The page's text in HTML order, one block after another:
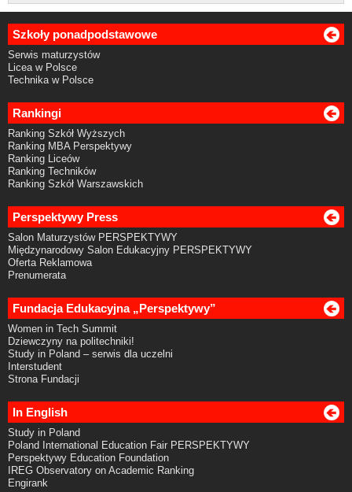
Szkoły ponadpodstawowe
Serwis maturzystów
Licea w Polsce
Technika w Polsce
Rankingi
Ranking Szkół Wyższych
Ranking MBA Perspektywy
Ranking Liceów
Ranking Techników
Ranking Szkół Warszawskich
Perspektywy Press
Salon Maturzystów PERSPEKTYWY
Międzynarodowy Salon Edukacyjny PERSPEKTYWY
Oferta Reklamowa
Prenumerata
Fundacja Edukacyjna „Perspektywy”
Women in Tech Summit
Dziewczyny na politechniki!
Study in Poland – serwis dla uczelni
Interstudent
Strona Fundacji
In English
Study in Poland
Poland International Education Fair PERSPEKTYWY
Perspektywy Education Foundation
IREG Observatory on Academic Ranking
Engirank